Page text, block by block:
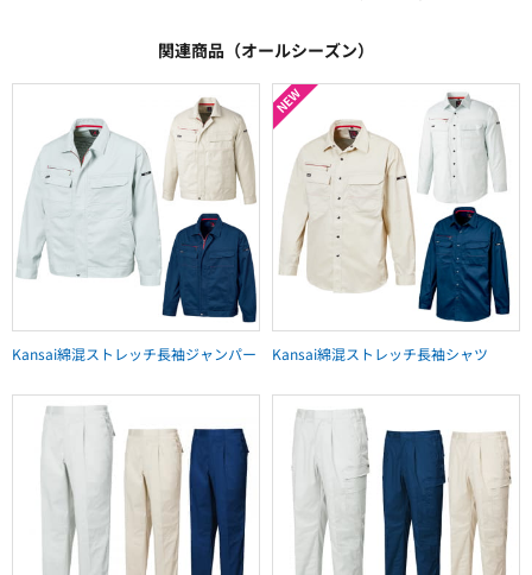
関連商品（オールシーズン）
Kansai綿混ストレッチ長袖ジャンパー Kansai綿混ストレッチ長袖シャツ